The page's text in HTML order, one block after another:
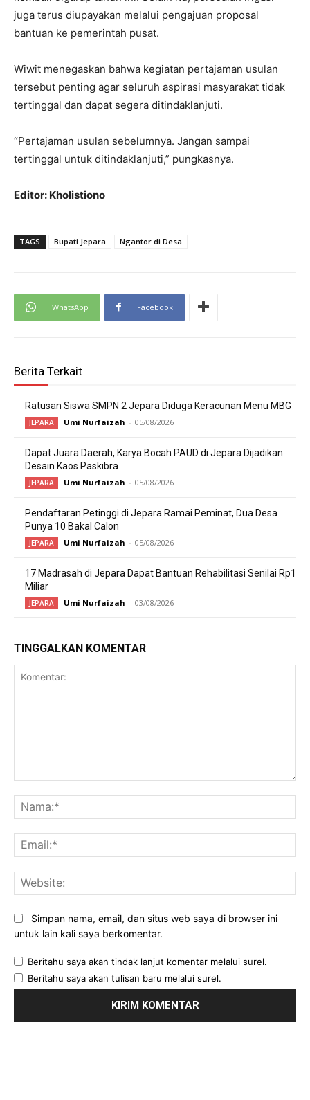
juga terus diupayakan melalui pengajuan proposal
bantuan ke pemerintah pusat.
Wiwit menegaskan bahwa kegiatan pertajaman usulan
tersebut penting agar seluruh aspirasi masyarakat tidak
tertinggal dan dapat segera ditindaklanjuti.
“Pertajaman usulan sebelumnya. Jangan sampai
tertinggal untuk ditindaklanjuti,” pungkasnya.
Editor: Kholistiono
TAGS Bupati Jepara Ngantor di Desa
WhatsApp Facebook
Berita Terkait
Ratusan Siswa SMPN 2 Jepara Diduga Keracunan Menu MBG
JEPARA Umi Nurfaizah - 05/08/2026
Dapat Juara Daerah, Karya Bocah PAUD di Jepara Dijadikan
Desain Kaos Paskibra
JEPARA Umi Nurfaizah - 05/08/2026
Pendaftaran Petinggi di Jepara Ramai Peminat, Dua Desa
Punya 10 Bakal Calon
JEPARA Umi Nurfaizah - 05/08/2026
17 Madrasah di Jepara Dapat Bantuan Rehabilitasi Senilai Rp1
Miliar
JEPARA Umi Nurfaizah - 03/08/2026
TINGGALKAN KOMENTAR
Simpan nama, email, dan situs web saya di browser ini
untuk lain kali saya berkomentar.
Beritahu saya akan tindak lanjut komentar melalui surel.
Beritahu saya akan tulisan baru melalui surel.